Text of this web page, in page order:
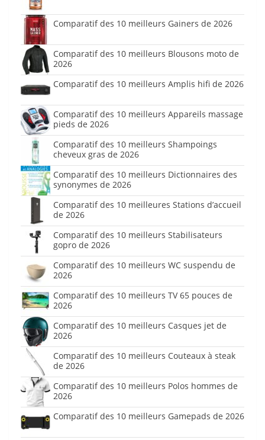
Comparatif des 10 meilleurs Gainers de 2026
Comparatif des 10 meilleurs Blousons moto de
2026
Comparatif des 10 meilleurs Amplis hifi de 2026
Comparatif des 10 meilleurs Appareils massage
pieds de 2026
Comparatif des 10 meilleurs Shampoings
cheveux gras de 2026
Comparatif des 10 meilleurs Dictionnaires des
synonymes de 2026
Comparatif des 10 meilleures Stations d’accueil
de 2026
Comparatif des 10 meilleurs Stabilisateurs
gopro de 2026
Comparatif des 10 meilleurs WC suspendu de
2026
Comparatif des 10 meilleurs TV 65 pouces de
2026
Comparatif des 10 meilleurs Casques jet de
2026
Comparatif des 10 meilleurs Couteaux à steak
de 2026
Comparatif des 10 meilleurs Polos hommes de
2026
Comparatif des 10 meilleurs Gamepads de 2026